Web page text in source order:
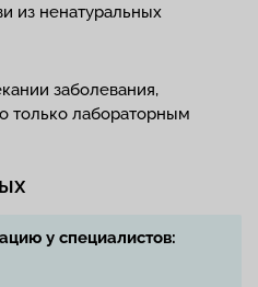
из ненатуральных
заболевания,
только лабораторным
у специалистов: